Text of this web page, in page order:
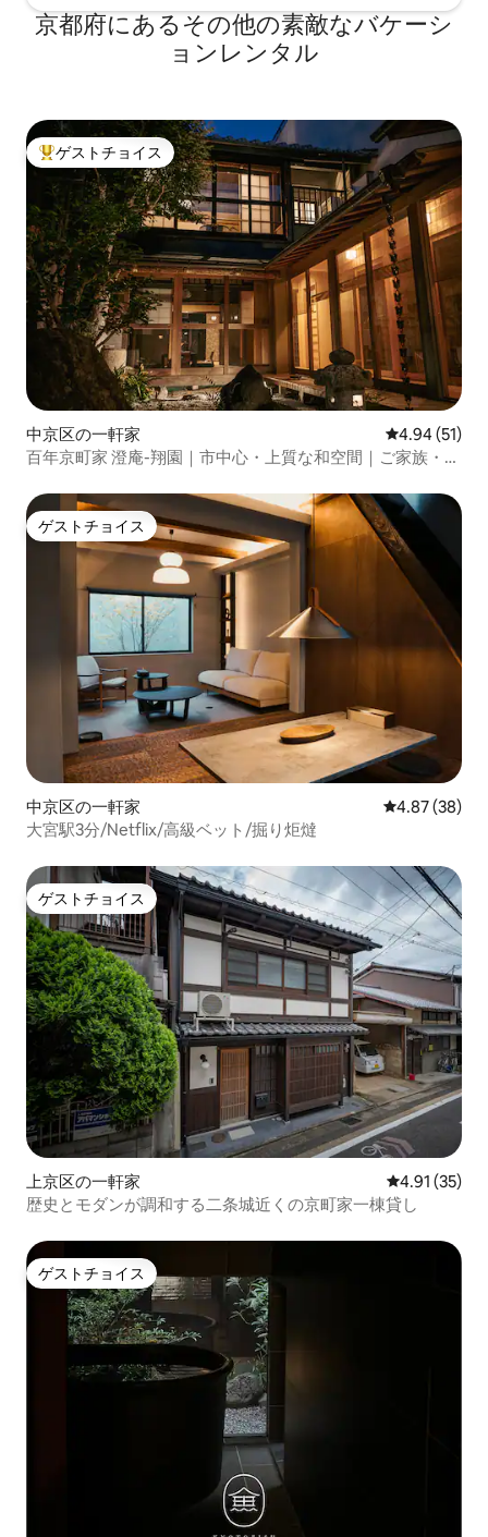
京都府にあるその他の素敵なバケーシ
ョンレンタル
大好評のゲストチョイスです。
ゲストチョイス
中京区の一軒家 レビュー51
4.94 (51)
百年京町家 澄庵-翔園｜市中心・上質な和空間｜ご家族・小
ゲストチョイス
ゲストチョイス
中京区の一軒家 レビュー38
4.87 (38)
大宮駅3分/Netflix/高級ベット/掘り炬燵
ゲストチョイス
ゲストチョイス
上京区の一軒家 レビュー35
4.91 (35)
歴史とモダンが調和する二条城近くの京町家一棟貸し
ゲストチョイス
ゲストチョイス